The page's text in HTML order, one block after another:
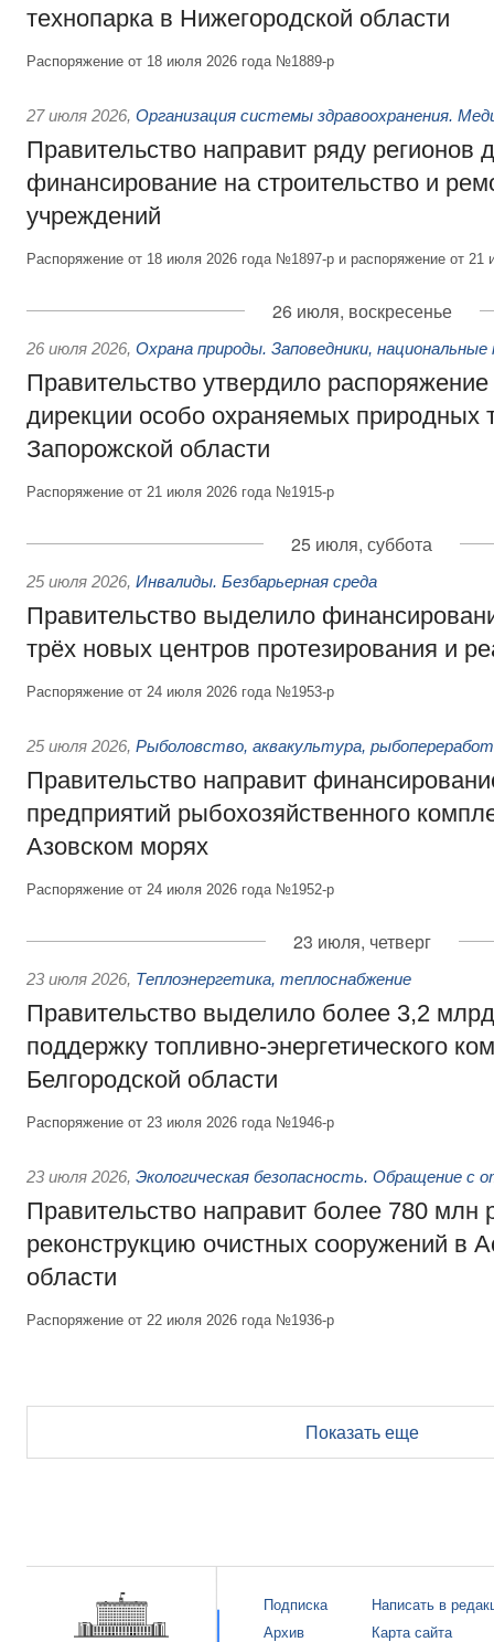
технопарка в Нижегородской области
Распоряжение от 18 июля 2026 года №1889-р
27 июля 2026, Организация системы здравоохранения.
Правительство направит ряду регионов
финансирование на строительство и
учреждений
Распоряжение от 18 июля 2026 года №1897-р и распоряжение от
26 июля, воскресенье
26 июля 2026, Охрана природы. Заповедники, национальные
Правительство утвердило
дирекции особо охраняемых природных
Запорожской области
Распоряжение от 21 июля 2026 года №1915-р
25 июля, суббота
25 июля 2026, Инвалиды. Безбарьерная среда
Правительство выделило
трёх новых центров протезирования и
Распоряжение от 24 июля 2026 года №1953-р
25 июля 2026, Рыболовство, аквакультура,
Правительство направит
предприятий рыбохозяйственного
Азовском морях
Распоряжение от 24 июля 2026 года №1952-р
23 июля, четверг
23 июля 2026, Теплоэнергетика, теплоснабжение
Правительство выделило более 3,2
поддержку топливно-энергетического
Белгородской области
Распоряжение от 23 июля 2026 года №1946-р
23 июля 2026, Экологическая безопасность. Обращение с
Правительство направит более 780 млн
реконструкцию очистных сооружений в
области
Распоряжение от 22 июля 2026 года №1936-р
Показать еще
Подписка
Архив
Написать в
Карта сайта